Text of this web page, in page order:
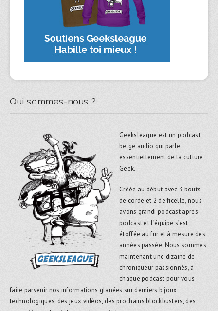
Qui sommes-nous ?
Geeksleague est un podcast
belge audio qui parle
essentiellement de la culture
Geek.
Créée au début avec 3 bouts
de corde et 2 de ficelle, nous
avons grandi podcast après
podcast et l’équipe s’est
étoffée au fur et à mesure des
années passée. Nous sommes
maintenant une dizaine de
chroniqueur passionnés, à
chaque podcast pour vous
faire parvenir nos informations glanées sur derniers bijoux
technologiques, des jeux vidéos, des prochains blockbusters, des